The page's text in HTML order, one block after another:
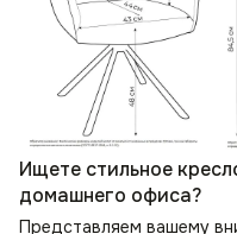
Ищете стильное
домашнего офиса?
Представляем вашему